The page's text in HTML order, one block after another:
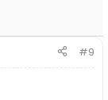
#9